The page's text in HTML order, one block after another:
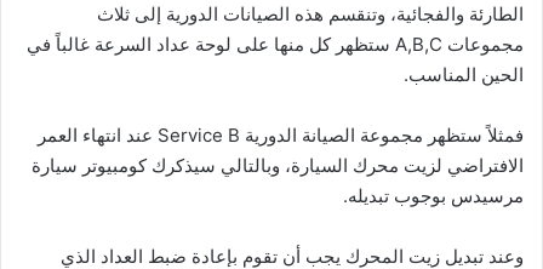
الطارئة والفجائية، وتنقسم هذه الصيانات الدورية إلى ثلاث
مجموعات A,B,C ستظهر كل منها على لوحة عداد السرعة غالباً في
الحين المناسب.
فمثلاً ستظهر مجموعة الصيانة الدورية Service B عند انتهاء العمر
الافتراضي لزيت محرك السيارة، وبالتالي سيذكرك كومبيوتر سيارة
مرسيدس بوجوب تبديله.
وعند تبديل زيت المحرك يجب أن تقوم بإعادة ضبط العداد الذي